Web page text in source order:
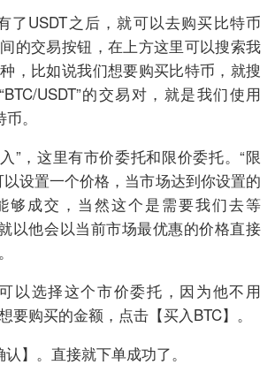
了USDT之后，就可以去购买比特币
的交易按钮，在上方这里可以搜索我
，比如说我们想要购买比特币，就搜
USDT”的交易对，就是我们使用
。
”，这里有市价委托和限价委托。“限
设置一个价格，当市场达到你设置的
够成交，当然这个是需要我们去等
以他会以当前市场最优惠的价格直接
以选择这个市价委托，因为他不用
要购买的金额，点击【买入BTC】。
】。直接就下单成功了。